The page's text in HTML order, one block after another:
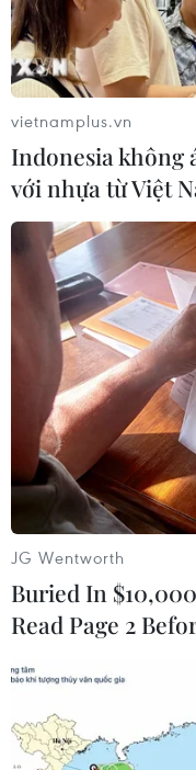
nhiệm vụ tại Bệnh
người bệnh
và giữ an ninh
viện.
Các sở, ban,
Phủ Lý phối hợp
lập và vận hành
số 1./.
vietnamplus.vn
Indonesia không
với nhựa từ Việt
JG Wentworth
Buried In
Read Page 2